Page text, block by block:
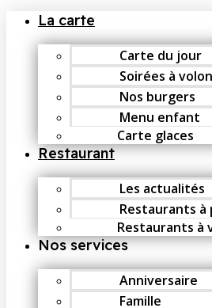
La carte
Carte du jour
Soirées à
Nos burgers
Menu enfant
Carte glaces
Restaurant
Les actualités
Restaurants
Restaurants à
Nos services
Anniversaire
Famille